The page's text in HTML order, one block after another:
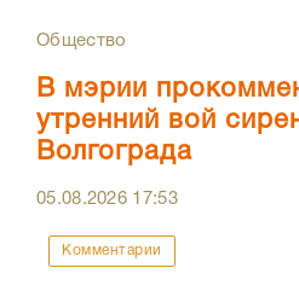
Общество
В мэрии
утренний вой
Волгограда
05.08.2026 17:53
Комментарии